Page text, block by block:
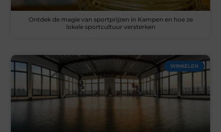
Ontdek de magie van sportprijzen in Kampen en hoe ze
lokale sportcultuur versterken
WINKELEN